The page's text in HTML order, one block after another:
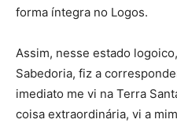
forma íntegra no Logos.
Assim, nesse estado
Sabedoria, fiz a
imediato me vi na Terra
coisa extraordinária, vi a